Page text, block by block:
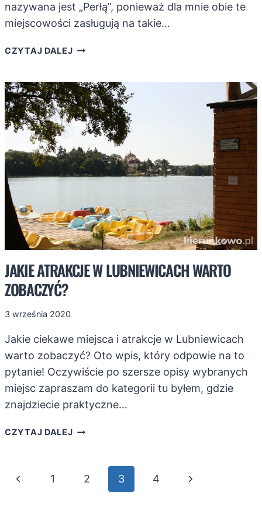
nazywana jest „Perłą”, ponieważ dla mnie obie te
miejscowości zasługują na takie…
CZYTAJ DALEJLUBNIEWICE
–
DWIE
PERŁY
ZIEMI
LUBUSKIEJ
JAKIE ATRAKCJE W LUBNIEWICACH WARTO
ZOBACZYĆ?
3 września 2020
Jakie ciekawe miejsca i atrakcje w Lubniewicach
warto zobaczyć? Oto wpis, który odpowie na to
pytanie! Oczywiście po szersze opisy wybranych
miejsc zapraszam do kategorii tu byłem, gdzie
znajdziecie praktyczne…
CZYTAJ DALEJJAKIE
LUBNIEWICACH
WARTO
NAWIGACJA
Poprzednia
1 2 3 4
Następna